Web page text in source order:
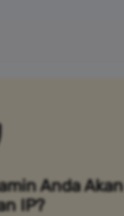
Anda Akan
IP?